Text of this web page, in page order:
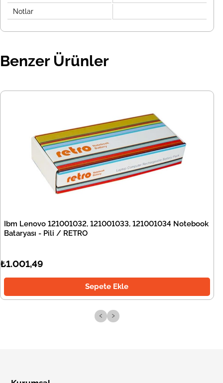
Notlar
Benzer Ürünler
Ibm Lenovo 121001032, 121001033, 121001034 Notebook
Bataryası - Pili / RETRO
₺1.001,49
Sepete Ekle
‹ ›